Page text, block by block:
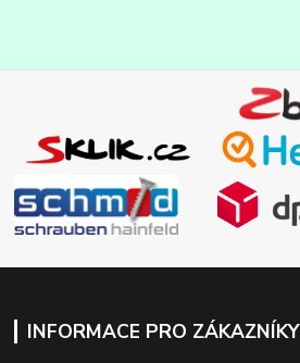
INFORMACE PRO ZÁKAZNÍKY